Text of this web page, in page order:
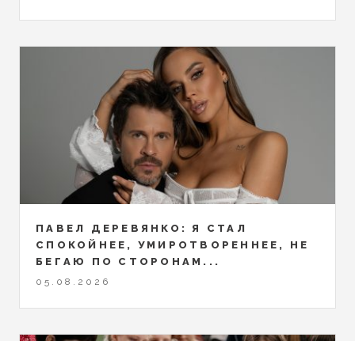
ПАВЕЛ ДЕРЕВЯНКО: Я СТАЛ
СПОКОЙНЕЕ, УМИРОТВОРЕННЕЕ, НЕ
БЕГАЮ ПО СТОРОНАМ...
05.08.2026